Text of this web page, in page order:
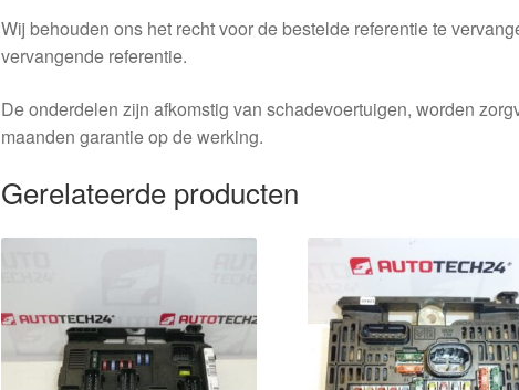
Wij behouden ons het recht voor de bestelde referentie te
vervangende referentie.
De onderdelen zijn afkomstig van schadevoertuigen, worden
maanden garantie op de werking.
Gerelateerde producten